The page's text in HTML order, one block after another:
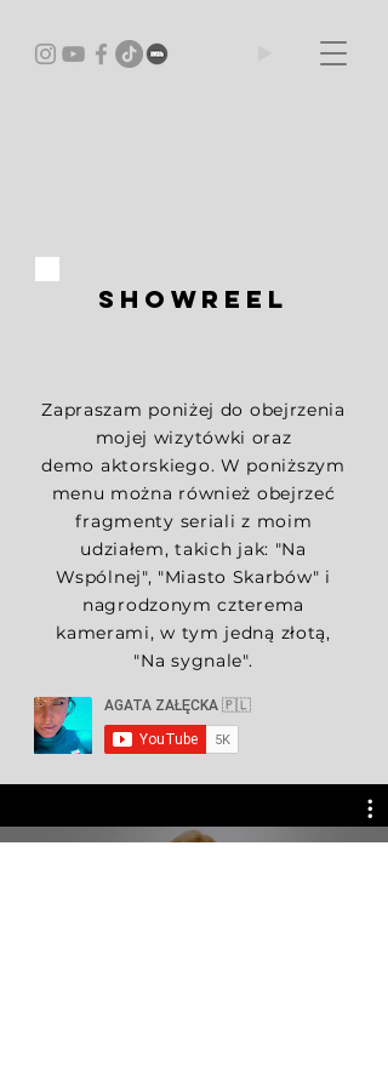
showreel
Zapraszam poniżej do obejrzenia
mojej wizytówki oraz
demo aktorskiego. W poniższym
menu można również obejrzeć
fragmenty seriali z moim
udziałem, takich jak: "Na
Wspólnej", "Miasto Skarbów" i
nagrodzonym czterema
kamerami, w tym jedną złotą,
"Na sygnale".